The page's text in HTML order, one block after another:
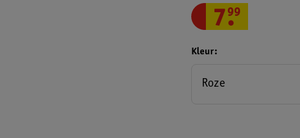
7.
99
Kleur
Roze